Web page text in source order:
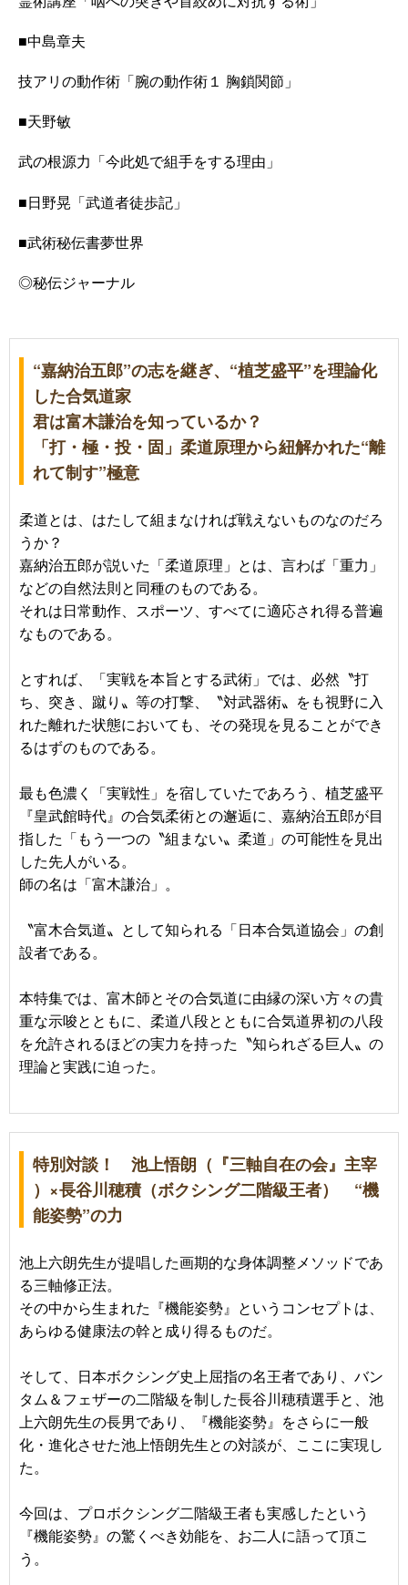
■中島章夫
技アリの動作術「腕の動作術１ 胸鎖関節」
■天野敏
武の根源力「今此処で組手をする理由」
■日野晃「武道者徒歩記」
■武術秘伝書夢世界
◎秘伝ジャーナル
“嘉納治五郎”の志を継ぎ、“植芝盛平”を理論化
した合気道家
君は富木謙治を知っているか？
「打・極・投・固」柔道原理から紐解かれた“離
れて制す”極意
柔道とは、はたして組まなければ戦えないものなのだろ
うか？
嘉納治五郎が説いた「柔道原理」とは、言わば「重力」
などの自然法則と同種のものである。
それは日常動作、スポーツ、すべてに適応され得る普遍
なものである。
とすれば、「実戦を本旨とする武術」では、必然〝打
ち、突き、蹴り〟等の打撃、〝対武器術〟をも視野に入
れた離れた状態においても、その発現を見ることができ
るはずのものである。
最も色濃く「実戦性」を宿していたであろう、植芝盛平
『皇武館時代』の合気柔術との邂逅に、嘉納治五郎が目
指した「もう一つの〝組まない〟柔道」の可能性を見出
した先人がいる。
師の名は「富木謙治」。
〝富木合気道〟として知られる「日本合気道協会」の創
設者である。
本特集では、富木師とその合気道に由縁の深い方々の貴
重な示唆とともに、柔道八段とともに合気道界初の八段
を允許されるほどの実力を持った〝知られざる巨人〟の
理論と実践に迫った。
特別対談！ 池上悟朗（『三軸自在の会』主宰
）×長谷川穂積（ボクシング二階級王者） “機
能姿勢”の力
池上六朗先生が提唱した画期的な身体調整メソッドであ
る三軸修正法。
その中から生まれた『機能姿勢』というコンセプトは、
あらゆる健康法の幹と成り得るものだ。
そして、日本ボクシング史上屈指の名王者であり、バン
タム＆フェザーの二階級を制した長谷川穂積選手と、池
上六朗先生の長男であり、『機能姿勢』をさらに一般
化・進化させた池上悟朗先生との対談が、ここに実現し
た。
今回は、プロボクシング二階級王者も実感したという
『機能姿勢』の驚くべき効能を、お二人に語って頂こ
う。